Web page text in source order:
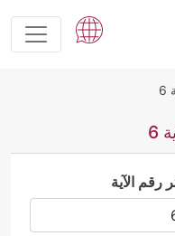
رقم الآية